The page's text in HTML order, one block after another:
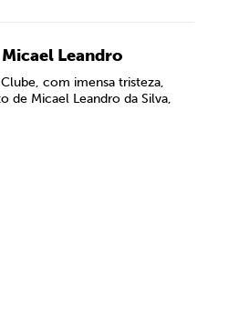
Leandro
com imensa tristeza,
de Micael Leandro da Silva,